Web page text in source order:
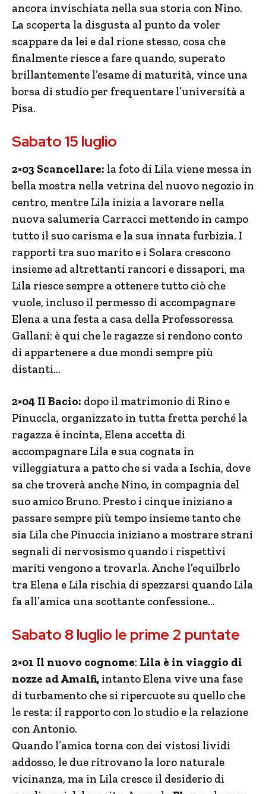
ancora invischiata nella sua storia con Nino.
La scoperta la disgusta al punto da voler
scappare da lei e dal rione stesso, cosa che
finalmente riesce a fare quando, superato
brillantemente l’esame di maturità, vince una
borsa di studio per frequentare l’università a
Pisa.
Sabato 15 luglio
2×03 Scancellare: la foto di Lila viene messa in
bella mostra nella vetrina del nuovo negozio in
centro, mentre Lila inizia a lavorare nella
nuova salumeria Carracci mettendo in campo
tutto il suo carisma e la sua innata furbizia. I
rapporti tra suo marito e i Solara crescono
insieme ad altrettanti rancori e dissapori, ma
Lila riesce sempre a ottenere tutto ciò che
vuole, incluso il permesso di accompagnare
Elena a una festa a casa della Professoressa
Gallani: è qui che le ragazze si rendono conto
di appartenere a due mondi sempre più
distanti…
2×04 Il Bacio: dopo il matrimonio di Rino e
Pinuccla, organizzato in tutta fretta perché la
ragazza è incinta, Elena accetta di
accompagnare Lila e sua cognata in
villeggiatura a patto che si vada a Ischia, dove
sa che troverà anche Nino, in compagnia del
suo amico Bruno. Presto i cinque iniziano a
passare sempre più tempo insieme tanto che
sia Lila che Pinuccia iniziano a mostrare strani
segnali di nervosismo quando i rispettivi
mariti vengono a trovarla. Anche l’equilbrlo
tra Elena e Lila rischia di spezzarsi quando Lila
fa all’amica una scottante confessione…
Sabato 8 luglio le prime 2 puntate
2×01 Il nuovo cognome: Lila è in viaggio di
nozze ad Amalfi, intanto Elena vive una fase
di turbamento che si ripercuote su quello che
le resta: il rapporto con lo studio e la relazione
con Antonio.
Quando l’amica torna con dei vistosi lividi
addosso, le due ritrovano la loro naturale
vicinanza, ma in Lila cresce il desiderio di